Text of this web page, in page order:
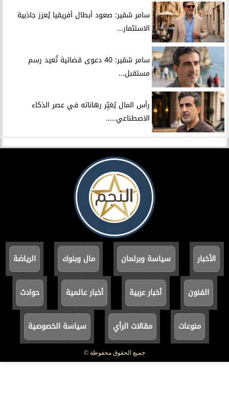
سامر شقير: صعود أبطال أفريقيا يُعزز جاذبية
الاستثمار...
سامر شقير: 40 دعوى قضائية تُعيد رسم
مستقبل...
رأس المال يُغيِّر رهاناته في عصر الذكاء
الاصطناعي.....
الأخبار سياسة وبرلمان مال وبنوك الرياضة
الفنون أخبار عربية أخبار عالمية حوادث
منوعات مقالات الرأي سياسة الخصوصية
جميع الحقوق محفوظة ©